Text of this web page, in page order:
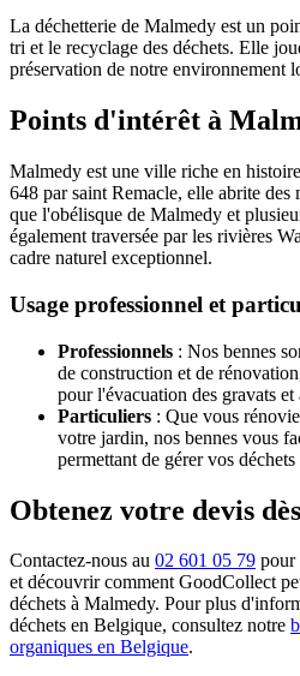
La déchetterie de Malmedy est un
tri et le recyclage des déchets. Elle
préservation de notre environnement
Points d'intérêt à
Malmedy est une ville riche en
648 par saint Remacle, elle abrite des
que l'obélisque de Malmedy et
également traversée par les rivières
cadre naturel exceptionnel.
Usage professionnel et
Professionnels : Nos bennes
de construction et de
pour l'évacuation des gravats et
Particuliers : Que vous
votre jardin, nos bennes vous
permettant de gérer vos
Obtenez votre devis
Contactez-nous au 02 601 05 79 pour
et découvrir comment GoodCollect
déchets à Malmedy. Pour plus
déchets en Belgique, consultez notre
organiques en Belgique.